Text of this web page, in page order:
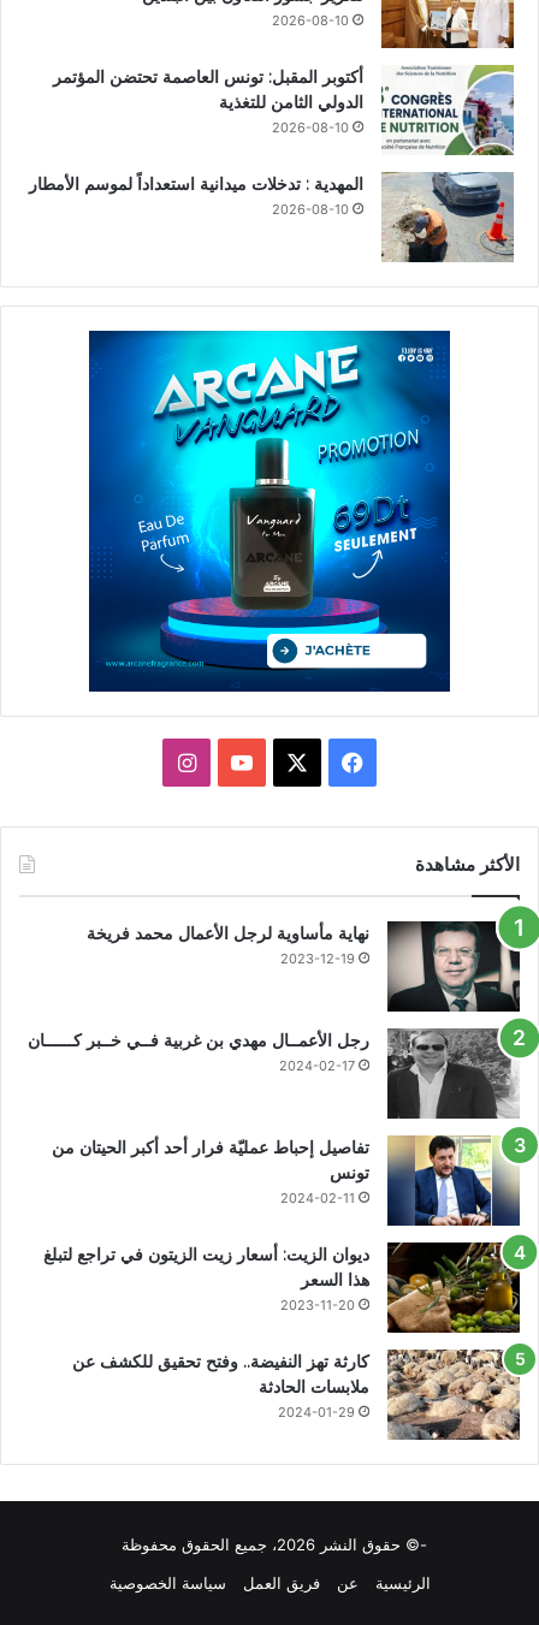
2026-08-10
أكتوبر المقبل: تونس العاصمة تحتضن المؤتمر
الدولي الثامن للتغذية
2026-08-10
المهدية : تدخلات ميدانية استعداداً لموسم الأمطار
2026-08-10
فيسبوك يوتيوبانستقرام
الأكثر مشاهدة
نهاية مأساوية لرجل الأعمال محمد فريخة
2023-12-19
رجل الأعمــال مهدي بن غربية فــي خــبر كــــــان
2024-02-17
تفاصيل إحباط عمليّة فرار أحد أكبر الحيتان من
تونس
2024-02-11
ديوان الزيت: أسعار زيت الزيتون في تراجع لتبلغ
هذا السعر
2023-11-20
كارثة تهز النفيضة.. وفتح تحقيق للكشف عن
ملابسات الحادثة
2024-01-29
-© حقوق النشر 2026، جميع الحقوق محفوظة
الرئيسية
عن فريق العمل سياسة الخصوصية